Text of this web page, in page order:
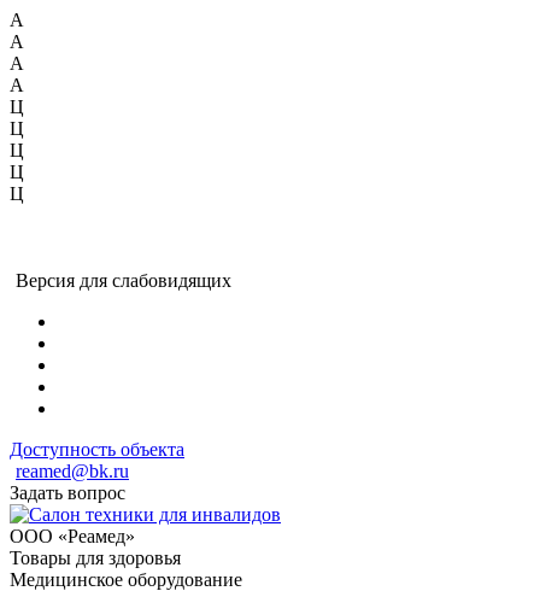
А
А
А
А
Ц
Ц
Ц
Ц
Ц
Версия для слабовидящих
Доступность объекта
reamed@bk.ru
Задать вопрос
ООО «Реамед»
Товары для здоровья
Медицинское оборудование